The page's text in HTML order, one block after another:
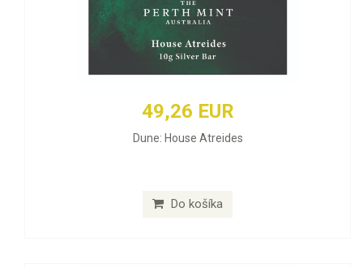
49,26 EUR
Dune: House Atreides
Do košíka